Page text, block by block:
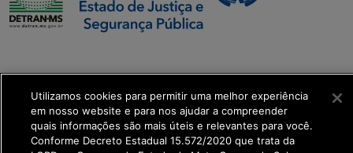
Executiva de
Transformação Digital
get_footer();
Utilizamos cookies para permitir uma melhor experiência
em nosso website e para nos ajudar a compreender
quais informações são mais úteis e relevantes para você.
Conforme Decreto Estadual 15.572/2020 que trata da